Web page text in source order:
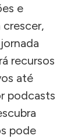
e
recursos
até
podcasts
pode